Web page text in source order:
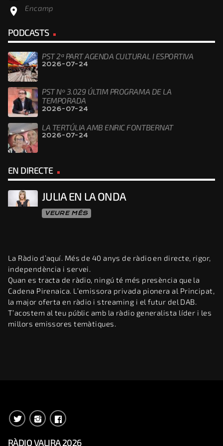
location_on Encamp
PODCASTS
PST 2ª PART AGENDA CULTURAL I ESPORTIVA
2026-07-24
PST Nº 3.029 ÚLTIM PROGRAMA DE LA
TEMPORADA
2026-07-24
LA TERTÚLIA AMB ENRIC FONTBERNAT
2026-07-24
EN DIRECTE
JULIA EN LA ONDA
VEURE MÉS
La Ràdio d’aquí. Més de 40 anys de ràdio en directe, rigor,
independència i servei.
Quan es tracta de ràdio, ningú té més presència que la
Cadena Pirenaica. L’emissora privada pionera al Principat,
la major oferta en ràdio i streaming i el futur del DAB.
T’acostem al teu públic amb la ràdio generalista líder i les
millors emissores temàtiques.
RÀDIO VALIRA 2026